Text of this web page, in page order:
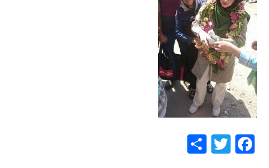
Facebook
Twitter